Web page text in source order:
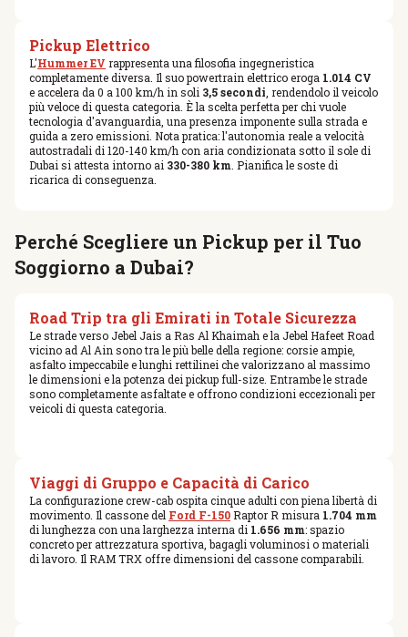
Pickup Elettrico
L'Hummer EV rappresenta una filosofia ingegneristica
completamente diversa. Il suo powertrain elettrico eroga 1.014 CV
e accelera da 0 a 100 km/h in soli 3,5 secondi , rendendolo il veicolo
più veloce di questa categoria. È la scelta perfetta per chi vuole
tecnologia d'avanguardia, una presenza imponente sulla strada e
guida a zero emissioni. Nota pratica: l'autonomia reale a velocità
autostradali di 120-140 km/h con aria condizionata sotto il sole di
Dubai si attesta intorno ai 330-380 km . Pianifica le soste di
ricarica di conseguenza.
Perché Scegliere un Pickup per il Tuo
Soggiorno a Dubai?
Road Trip tra gli Emirati in Totale Sicurezza
Le strade verso Jebel Jais a Ras Al Khaimah e la Jebel Hafeet Road
vicino ad Al Ain sono tra le più belle della regione: corsie ampie,
asfalto impeccabile e lunghi rettilinei che valorizzano al massimo
le dimensioni e la potenza dei pickup full-size. Entrambe le strade
sono completamente asfaltate e offrono condizioni eccezionali per
veicoli di questa categoria.
Viaggi di Gruppo e Capacità di Carico
La configurazione crew-cab ospita cinque adulti con piena libertà di
movimento. Il cassone del Ford F-150Raptor R misura 1.704 mm
di lunghezza con una larghezza interna di 1.656 mm: spazio
concreto per attrezzatura sportiva, bagagli voluminosi o materiali
di lavoro. Il RAM TRX offre dimensioni del cassone comparabili.